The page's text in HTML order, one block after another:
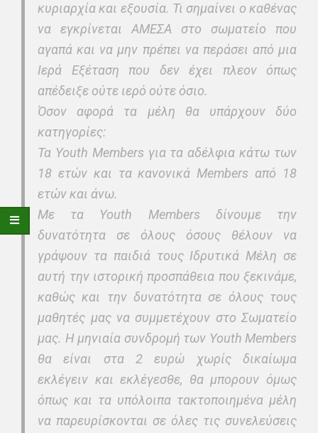
κυριαρχία και εξουσία. Τι σημαίνει ο καθένας
να εγκρίνεται ΑΜΕΣΑ στο σωματείο που
αγαπά και να μην πρέπει να περάσει από μια
Ιερά Εξέταση που δεν έχει πλεον όπως
απέδειξε ούτε ιερό ούτε όσιο.
Όσον αφορά τα μέλη θα υπάρχουν δύο
κατηγορίες:
Τα Youth Members για τα αδέλφια κάτω των
18 ετών και τα κανονικά Members από 18
ετών και άνω.
Με τα Youth Μembers δίνουμε την
δυνατότητα σε όλους όσους θέλουν να
γράψουν τα παιδιά τους Ιδρυτικά Μέλη σε
αυτή την ιστορική προσπάθεια που ξεκινάμε,
καθώς και την δυνατότητα σε όλους τους
μαθητές μας να συμμετέχουν στο Σωματείο
μας. Η μηνιαία συνδρομή των Youth Members
θα είναι στα 2 ευρώ χωρίς δικαίωμα
εκλέγειν και εκλέγεσθε, θα μπορουν όμως
όπως και τα υπόλοιπα τακτοποιημένα μέλη
να παρευρίσκονται σε όλες τις συνελεύσεις